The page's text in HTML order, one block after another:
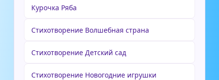
Курочка Ряба
Стихотворение Волшебная страна
Стихотворение Детский сад
Стихотворение Новогодние игрушки